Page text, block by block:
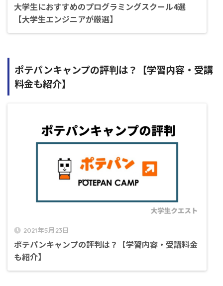
大学生におすすめのプログラミングスクール4選
【大学生エンジニアが厳選】
ポテパンキャンプの評判は？【学習内容・受講
料金も紹介】
2021年5月23日
ポテパンキャンプの評判は？【学習内容・受講料金
も紹介】